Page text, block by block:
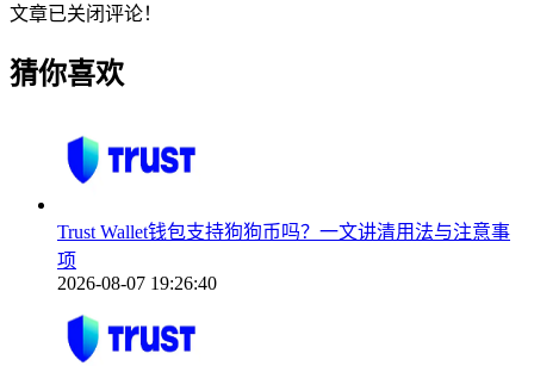
文章已关闭评论！
猜你喜欢
Trust Wallet钱包支持狗狗币吗？一文讲清用法与注意事
项
2026-08-07 19:26:40